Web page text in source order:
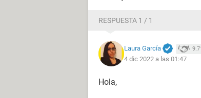
RESPUESTA 1 / 1
Laura García
4 dic 2022 a las 01:47
Hola,